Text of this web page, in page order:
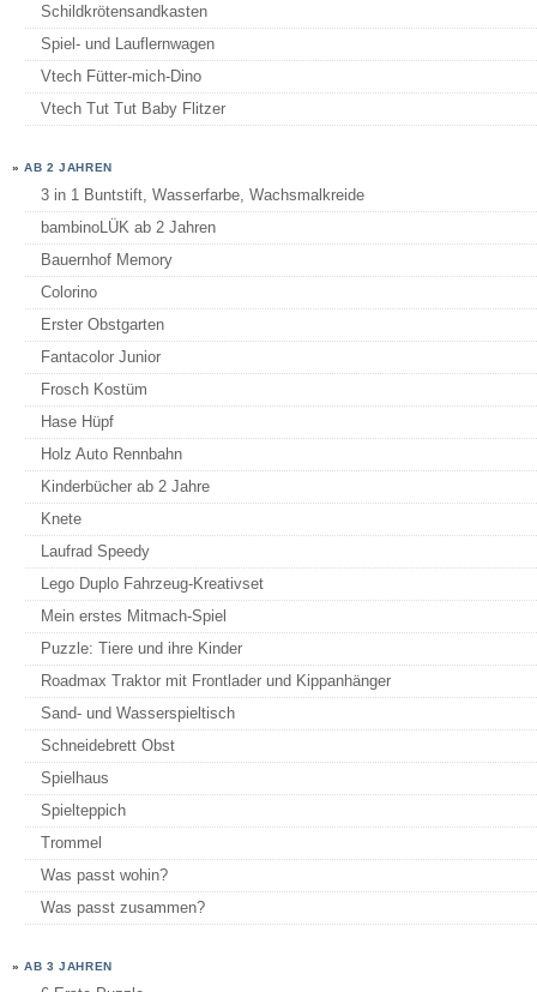
Schildkrötensandkasten
Spiel- und Lauflernwagen
Vtech Fütter-mich-Dino
Vtech Tut Tut Baby Flitzer
»AB 2 JAHREN
3 in 1 Buntstift, Wasserfarbe, Wachsmalkreide
bambinoLÜK ab 2 Jahren
Bauernhof Memory
Colorino
Erster Obstgarten
Fantacolor Junior
Frosch Kostüm
Hase Hüpf
Holz Auto Rennbahn
Kinderbücher ab 2 Jahre
Knete
Laufrad Speedy
Lego Duplo Fahrzeug-Kreativset
Mein erstes Mitmach-Spiel
Puzzle: Tiere und ihre Kinder
Roadmax Traktor mit Frontlader und Kippanhänger
Sand- und Wasserspieltisch
Schneidebrett Obst
Spielhaus
Spielteppich
Trommel
Was passt wohin?
Was passt zusammen?
»AB 3 JAHREN